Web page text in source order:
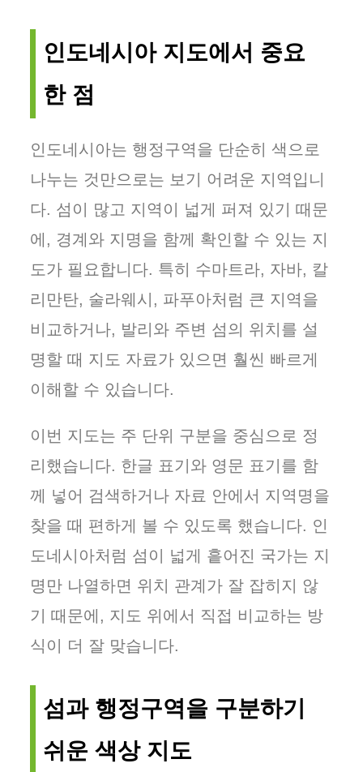
인도네시아 지도에서 중요
한 점
인도네시아는 행정구역을 단순히 색으로
나누는 것만으로는 보기 어려운 지역입니
다. 섬이 많고 지역이 넓게 퍼져 있기 때문
에, 경계와 지명을 함께 확인할 수 있는 지
도가 필요합니다. 특히 수마트라, 자바, 칼
리만탄, 술라웨시, 파푸아처럼 큰 지역을
비교하거나, 발리와 주변 섬의 위치를 설
명할 때 지도 자료가 있으면 훨씬 빠르게
이해할 수 있습니다.
이번 지도는 주 단위 구분을 중심으로 정
리했습니다. 한글 표기와 영문 표기를 함
께 넣어 검색하거나 자료 안에서 지역명을
찾을 때 편하게 볼 수 있도록 했습니다. 인
도네시아처럼 섬이 넓게 흩어진 국가는 지
명만 나열하면 위치 관계가 잘 잡히지 않
기 때문에, 지도 위에서 직접 비교하는 방
식이 더 잘 맞습니다.
섬과 행정구역을 구분하기
쉬운 색상 지도